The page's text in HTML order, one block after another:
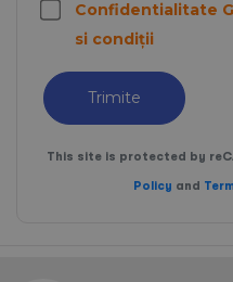
Confidentialitate
si condiții
Trimite
This site is protected by
Policy and